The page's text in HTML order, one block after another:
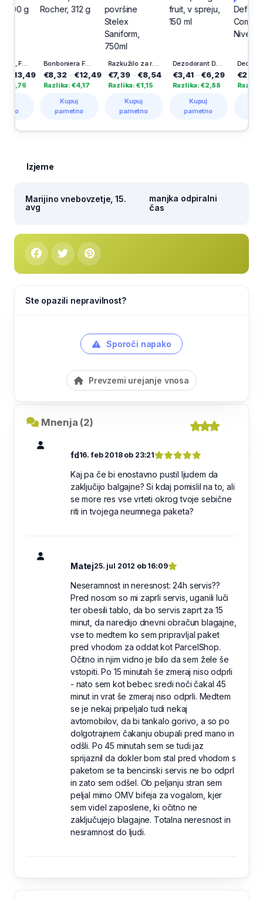
Bonboniera Ferrero, Rocher, 312 g
€8,32– €12,49
Razlika: €4,17
pametno
Razkužilo za roke in površine Stelex Saniform, 750ml
€7,39– €8,54
Razlika: €1,15
pametno
Dezodorant Dove, Dragon fruit, v spreju, 150 ml
€3,41–€6,29
Razlika: €2,88
pametno
€2,45–
Razlika:
Izjeme
Marijino vnebovzetje, 15.
avg
manjka odpiralni
čas
Ste opazili nepravilnost?
Sporoči napako
Prevzemi urejanje vnosa
Mnenja (2)
fd16. feb 2018 ob 23:21
Kaj pa če bi enostavno pustil ljudem da
zaključijo balgajne? Si kdaj pomislil na to, ali
se more res vse vrteti okrog tvoje sebične
riti in tvojega neumnega paketa?
Matej25. jul 2012 ob 16:09
Neseramnost in neresnost: 24h servis??
Pred nosom so mi zaprli servis, uganili luči
ter obesili tablo, da bo servis zaprt za 15
minut, da naredijo dnevni obračun blagajne,
vse to medtem ko sem pripravljal paket
pred vhodom za oddat kot ParcelShop.
Očitno in njim vidno je bilo da sem žele še
vstopiti. Po 15 minutah še zmeraj niso odprli
- nato sem kot bebec sredi noči čakal 45
minut in vrat še zmeraj niso odprli. Medtem
se je nekaj pripeljalo tudi nekaj
avtomobilov, da bi tankalo gorivo, a so po
dolgotrajnem čakanju obupali pred mano in
odšli. Po 45 minutah sem se tudi jaz
sprijaznil da dokler bom stal pred vhodom s
paketom se ta bencinski servis ne bo odprl
in zato sem odšel. Ob peljanju stran sem
peljal mimo OMV bifeja za vogalom, kjer
sem videl zaposlene, ki očitno ne
zaključujejo blagajne. Totalna neresnost in
nesramnost do ljudi.